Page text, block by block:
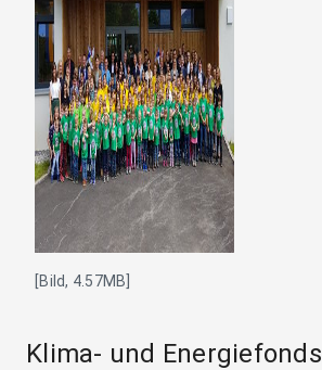
[Bild, 4.57MB]
Klima- und Energiefonds